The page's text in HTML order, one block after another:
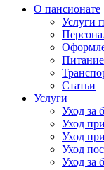
О пансионате
Услуги
Питание
Статьи
Услуги
Уход за
Уход
Уход
Уход
Уход за